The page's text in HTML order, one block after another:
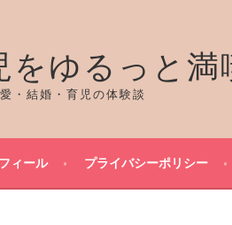
をゆるっと満
・結婚・育児の体験談
ィール プライバシーポリシー